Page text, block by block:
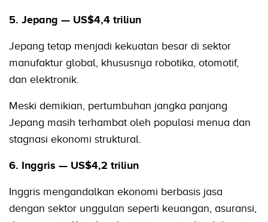
5. Jepang — US$4,4 triliun
Jepang tetap menjadi kekuatan besar di sektor
manufaktur global, khususnya robotika, otomotif,
dan elektronik.
Meski demikian, pertumbuhan jangka panjang
Jepang masih terhambat oleh populasi menua dan
stagnasi ekonomi struktural.
6. Inggris — US$4,2 triliun
Inggris mengandalkan ekonomi berbasis jasa
dengan sektor unggulan seperti keuangan, asuransi,